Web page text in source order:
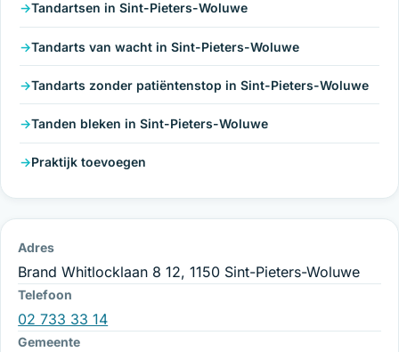
Tandartsen in Sint-Pieters-Woluwe
Tandarts van wacht in Sint-Pieters-Woluwe
Tandarts zonder patiëntenstop in Sint-Pieters-Woluwe
Tanden bleken in Sint-Pieters-Woluwe
Praktijk toevoegen
Adres
Brand Whitlocklaan 8 12, 1150 Sint-Pieters-Woluwe
Telefoon
02 733 33 14
Gemeente